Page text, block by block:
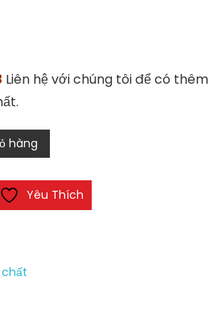
Liên hệ với chúng tôi để có thêm
hàng
Yêu Thích